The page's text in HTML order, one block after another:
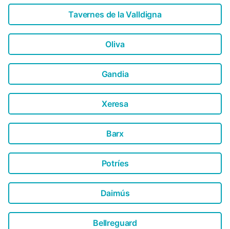
Tavernes de la Valldigna
Oliva
Gandia
Xeresa
Barx
Potríes
Daimús
Bellreguard